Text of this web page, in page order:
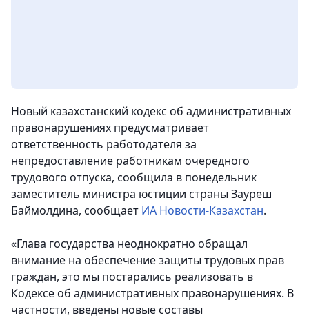
Новый казахстанский кодекс об административных
правонарушениях предусматривает
ответственность работодателя за
непредоставление работникам очередного
трудового отпуска, сообщила в понедельник
заместитель министра юстиции страны Зауреш
Баймолдина, сообщает ИА Новости-Казахстан.
«Глава государства неоднократно обращал
внимание на обеспечение защиты трудовых прав
граждан, это мы постарались реализовать в
Кодексе об административных правонарушениях. В
частности, введены новые составы